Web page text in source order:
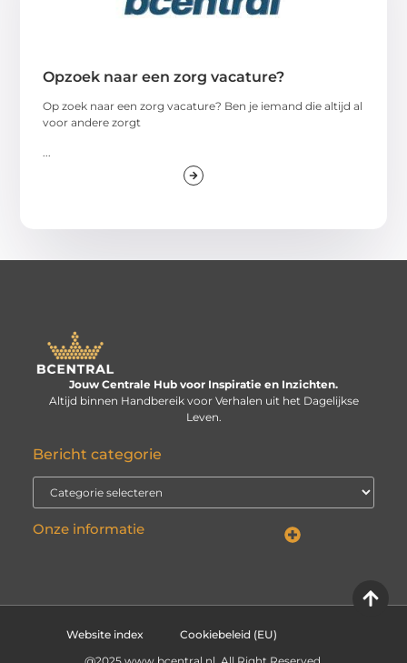
Opzoek naar een zorg vacature?
Op zoek naar een zorg vacature? Ben je iemand die altijd al
voor andere zorgt
Jouw Centrale Hub voor Inspiratie en Inzichten.
Altijd binnen Handbereik voor Verhalen uit het Dagelijkse
Leven.
Bericht categorie
Onze informatie
Website index
Cookiebeleid (EU)